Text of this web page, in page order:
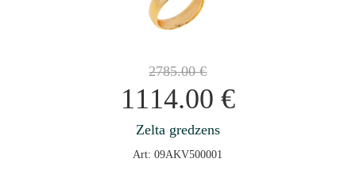
2785.00€
1114.00 €
Zelta gredzens
Art: 09AKV500001